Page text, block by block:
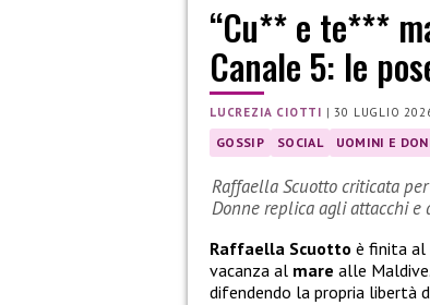
“Cu** e te***
Canale 5: le
LUCREZIA CIOTTI |30 LUGLIO
GOSSIP SOCIAL UOMINI E
Raffaella Scuotto criticata
Donne replica agli attacchi
Raffaella Scuotto è finita al
vacanza al mare alle
difendendo la propria libertà